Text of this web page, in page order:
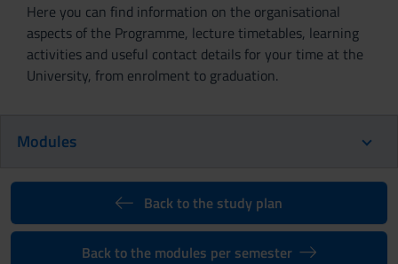
Here you can find information on the organisational
aspects of the Programme, lecture timetables, learning
activities and useful contact details for your time at the
University, from enrolment to graduation.
Modules
Back to the study plan
Back to the modules per semester